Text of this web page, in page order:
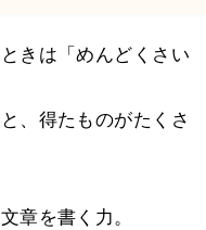
きは「めんどくさい
、得たものがたくさ
章を書く力。